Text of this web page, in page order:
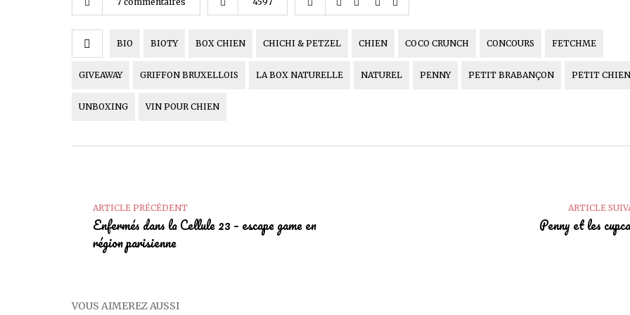
BIO BIOTY BOX CHIEN CHICHI & PETZEL CHIEN COCO CRUNCH CONCOURS FETCHME
GIVEAWAY GRIFFON BRUXELLOIS LA BOX NATURELLE NATUREL PENNY PETIT BRABANÇON PETIT CHIEN
UNBOXING VIN POUR CHIEN
ARTICLE PRÉCÉDENT
Enfermés dans la Cellule 23 – escape game en
région parisienne
ARTICLE
Penny et les
VOUS AIMEREZ AUSSI